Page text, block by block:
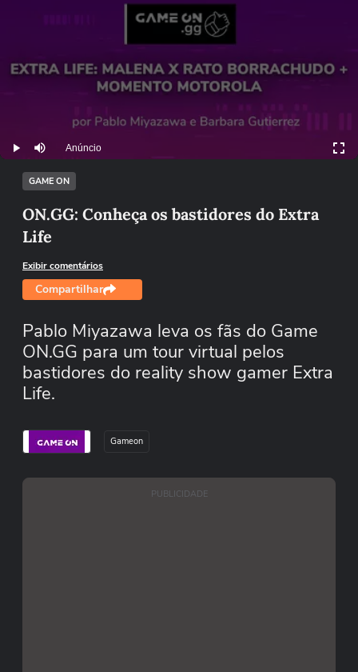
Play Mutar Anúncio
GAME ON
ON.GG: Conheça os bastidores do Extra
Life
Exibir comentários
Compartilhar
Pablo Miyazawa leva os fãs do Game
ON.GG para um tour virtual pelos
bastidores do reality show gamer Extra
Life.
Gameon
PUBLICIDADE